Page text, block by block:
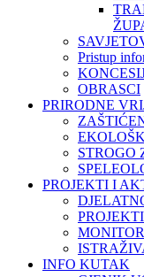
Pristup
OBRASCI
PRIRODNE
STROGO
PROJEKTI I
PROJEKTI
INFO KUTAK